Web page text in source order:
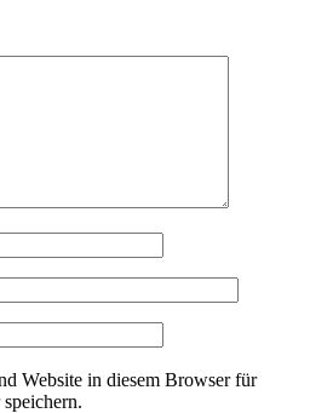
Website in diesem Browser für